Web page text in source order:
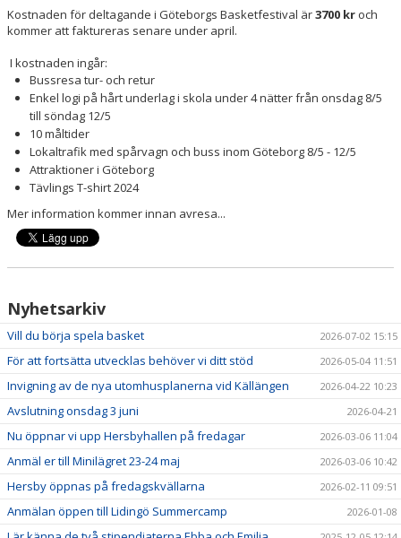
Kostnaden för deltagande i Göteborgs Basketfestival är3700 kr och
kommer att faktureras senare under april.
I kostnaden ingår:
Bussresa tur- och retur
Enkel logi på hårt underlag i skola under 4 nätter från onsdag 8/5
till söndag 12/5
10 måltider
Lokaltrafik med spårvagn och buss inom Göteborg 8/5 - 12/5
Attraktioner i Göteborg
Tävlings T-shirt 2024
Mer information kommer innan avresa...
Nyhetsarkiv
Vill du börja spela basket 2026-07-02 15:15
För att fortsätta utvecklas behöver vi ditt stöd 2026-05-04 11:51
Invigning av de nya utomhusplanerna vid Källängen 2026-04-22 10:23
Avslutning onsdag 3 juni 2026-04-21
Nu öppnar vi upp Hersbyhallen på fredagar 2026-03-06 11:04
Anmäl er till Minilägret 23-24 maj 2026-03-06 10:42
Hersby öppnas på fredagskvällarna 2026-02-11 09:51
Anmälan öppen till Lidingö Summercamp 2026-01-08